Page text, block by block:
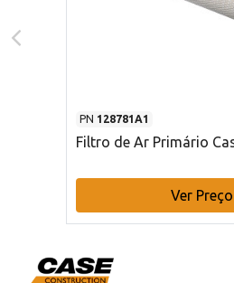
PN 128781A1
Filtro de Ar Primário
Ver Preço